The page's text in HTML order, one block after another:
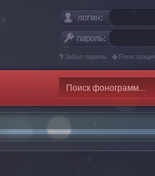
Забыл пароль Регистрация